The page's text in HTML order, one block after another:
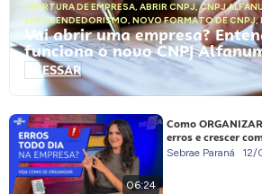
ABERTURA DE EMPRESA, ABRIR CNPJ,CNPJ
EMPREENDEDORISMO, NOVO FORMATO DE CNPJ,
Vai abrir uma empresa?
funciona o novo CNPJ
ACESSAR
06:24
Como
erros e crescer
Sebrae Paraná 12/